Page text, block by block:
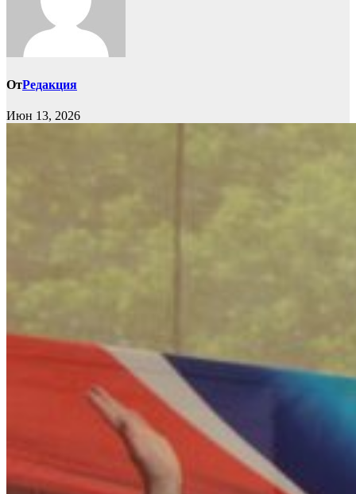
ОтРедакция
Июн 13, 2026